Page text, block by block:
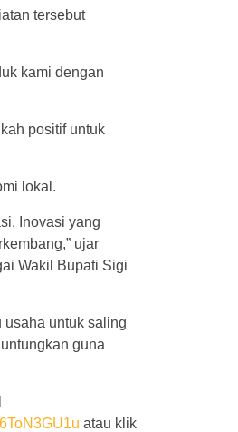
tersebut
kami dengan
positif untuk
lokal.
Inovasi yang
ujar
Wakil Bupati Sigi
untuk saling
guna
atau klik